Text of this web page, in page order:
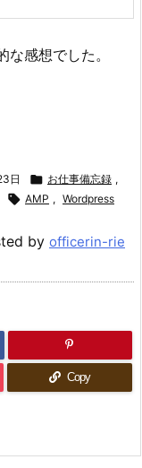
感想でした。
日  お仕事備忘録 ,
 AMP , Wordpress
by officerin-rie
Copy